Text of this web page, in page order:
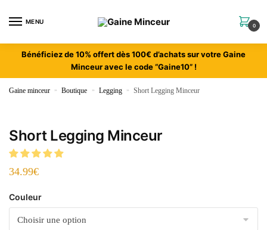
MENU
0
Bénéficiez de 10% offert dès 100€ d’achats sur votre Gaine
Minceur avec le code “Gaine10” !
Gaine minceur » Boutique » Legging » Short Legging Minceur
Short Legging Minceur
34.99€
Couleur